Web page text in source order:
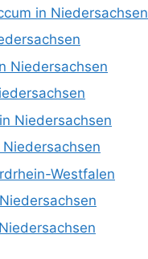
in Niedersachsen
Niedersachsen
Niedersachsen
Westfalen